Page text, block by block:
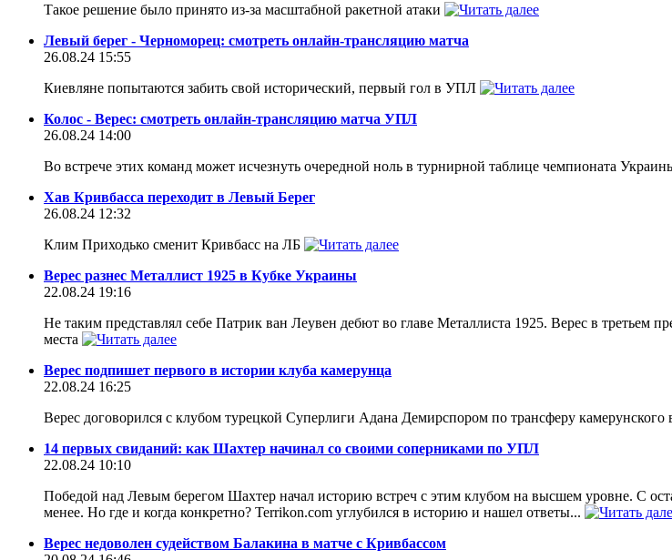
Такое решение было принято из-за масштабной ракетной атаки
Левый берег - Черноморец: смотреть онлайн-трансляцию матча
26.08.24 15:55
Киевляне попытаются забить свой исторический, первый гол в УПЛ
Колос - Верес: смотреть онлайн-трансляцию матча УПЛ
26.08.24 14:00
Во встрече этих команд может исчезнуть очередной ноль в турнирной таблице чемпионата
Хав Кривбасса переходит в Левый Берег
26.08.24 12:32
Клим Приходько сменит Кривбасс на ЛБ
Верес разнес Металлист 1925 в Кубке Украины
22.08.24 19:16
Не таким представлял себе Патрик ван Леувен дебют во главе Металлиста 1925. Верес в третьем
места
Верес подпишет первого в истории клуба камерунца
22.08.24 16:25
Верес договорился с клубом турецкой Суперлиги Адана Демирспором по трансферу
14 первых свиданий: как Шахтер начинал со своими соперниками по УПЛ
22.08.24 10:10
Победой над Левым берегом Шахтер начал историю встреч с этим клубом на высшем уровне. С
менее. Но где и когда конкретно? Terrikon.com углубился в историю и нашел ответы...
Верес недоволен судейством Балакина в матче с Кривбассом